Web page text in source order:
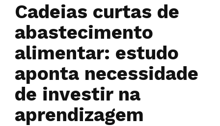
Cadeias curtas de
abastecimento
alimentar: estudo
aponta necessidade
de investir na
aprendizagem